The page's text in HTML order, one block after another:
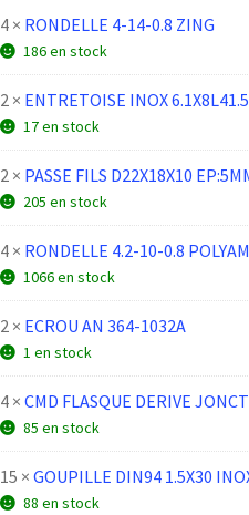
4 × RONDELLE 4-14-0.8 ZING
186 en stock
2 × ENTRETOISE INOX 6.1X8L41.5
17 en stock
2 × PASSE FILS D22X18X10
205 en stock
4 × RONDELLE 4.2-10-0.8
1066 en stock
2 × ECROU AN 364-1032A
1 en stock
4 × CMD FLASQUE DERIVE
85 en stock
15 × GOUPILLE DIN94 1.5X30
88 en stock